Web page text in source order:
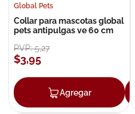
Global Pets
Collar para mascotas global
pets antipulgas ve 60 cm
PVP:5,27
$3,95
Agregar